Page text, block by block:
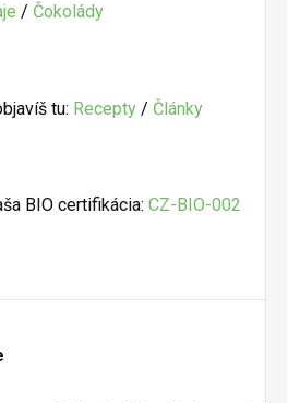
/ Čokolády
tu: Recepty / Články
BIO certifikácia: CZ-BIO-002